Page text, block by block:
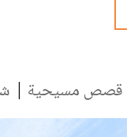
قصص مسيحية |